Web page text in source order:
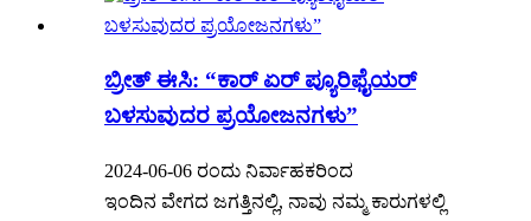
ಬ್ರೀತ್ ಈಸಿ: “ಕಾರ್ ಏರ್ ಪ್ಯೂರಿಫೈಯರ್
ಬಳಸುವುದರ ಪ್ರಯೋಜನಗಳು”
2024-06-06 ರಂದು ನಿರ್ವಾಹಕರಿಂದ
ಇಂದಿನ ವೇಗದ ಜಗತ್ತಿನಲ್ಲಿ, ನಾವು ನಮ್ಮ ಕಾರುಗಳಲ್ಲಿ